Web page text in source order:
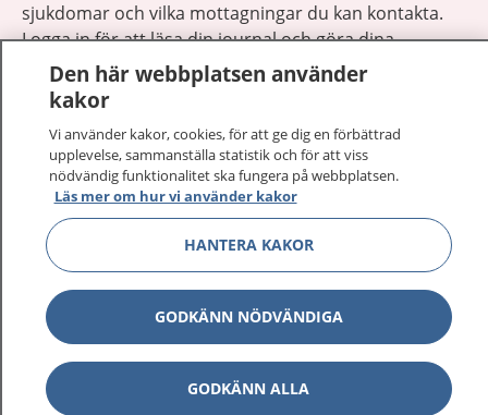
sjukdomar och vilka mottagningar du kan kontakta.
Logga in för att läsa din journal och göra dina
vårdärenden. Ring telefonnummer 1177 för
sjukvårdsrådgivning dygnet runt.
1177 på flera språk Visa
Om 1177 Visa
Kontakt Visa
Den här webbplatsen använder
kakor
Vi använder kakor, cookies, för att ge dig en förbättrad
upplevelse, sammanställa statistik och för att viss
nödvändig funktionalitet ska fungera på webbplatsen.
Läs mer om hur vi använder kakor
HANTERA KAKOR
GODKÄNN NÖDVÄNDIGA
GODKÄNN ALLA